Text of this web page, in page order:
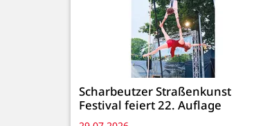
Scharbeutzer Straßenkunst
Festival feiert 22. Auflage